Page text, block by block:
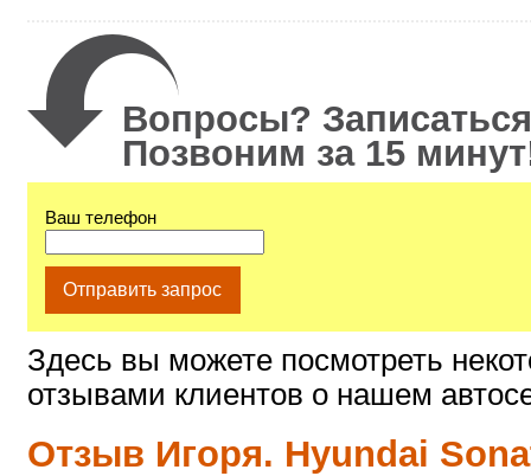
Вопросы?
Позвоним за 15
Ваш телефон
Отправить запрос
Здесь вы можете посмотреть
отзывами клиентов о нашем
Отзыв Игоря. Hyundai